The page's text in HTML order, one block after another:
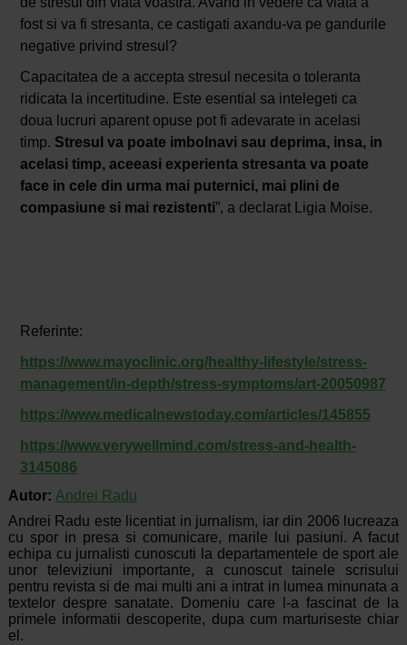
fost si va fi stresanta, ce castigati axandu-va pe gandurile
negative privind stresul?
Capacitatea de a accepta stresul necesita o toleranta
ridicata la incertitudine. Este esential sa intelegeti ca
doua lucruri aparent opuse pot fi adevarate in acelasi
timp. Stresul va poate imbolnavi sau deprima, insa, in
acelasi timp, aceeasi experienta stresanta va poate
face in cele din urma mai puternici, mai plini de
compasiune si mai rezistenti”, a declarat Ligia Moise.
Referinte:
https://www.mayoclinic.org/healthy-lifestyle/stress-
management/in-depth/stress-symptoms/art-20050987
https://www.medicalnewstoday.com/articles/145855
https://www.verywellmind.com/stress-and-health-
3145086
Autor: Andrei Radu
Andrei Radu este licentiat in jurnalism, iar din 2006 lucreaza
cu spor in presa si comunicare, marile lui pasiuni. A facut
echipa cu jurnalisti cunoscuti la departamentele de sport ale
unor televiziuni importante, a cunoscut tainele scrisului
pentru revista si de mai multi ani a intrat in lumea minunata a
textelor despre sanatate. Domeniu care l-a fascinat de la
primele informatii descoperite, dupa cum marturiseste chiar
el.